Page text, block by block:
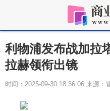
利物浦发布战加拉
拉赫领衔出镜
时间：2025-09-30 18:36:06 来源：